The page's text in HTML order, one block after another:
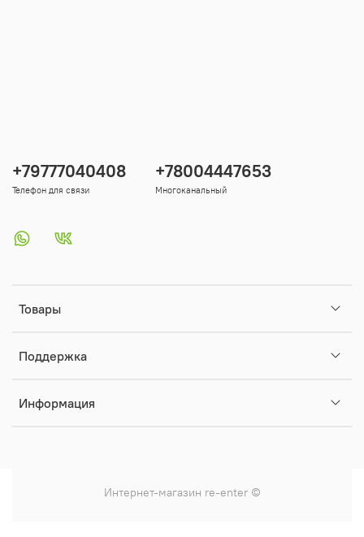
Товары
Поддержка
Информация
+79777040408
Телефон для связи
+78004447653
Многоканальный
Интернет-магазин re-enter ©